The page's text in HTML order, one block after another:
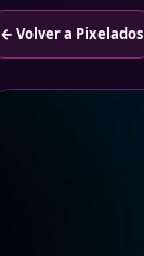
← Volver a Pixelados